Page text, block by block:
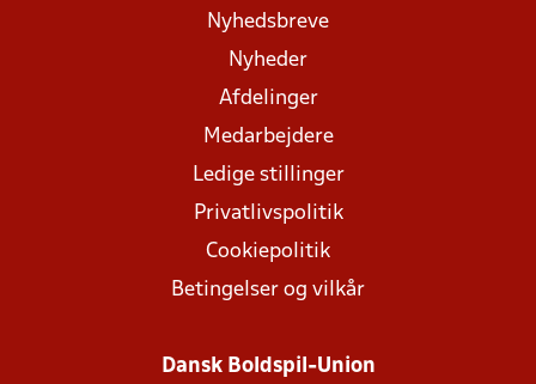
Nyhedsbreve
Nyheder
Afdelinger
Medarbejdere
Ledige stillinger
Privatlivspolitik
Cookiepolitik
Betingelser og vilkår
Dansk Boldspil-Union